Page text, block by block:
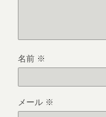
名前 ※
メール ※